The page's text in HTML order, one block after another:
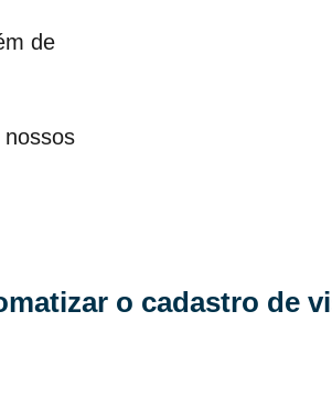
de